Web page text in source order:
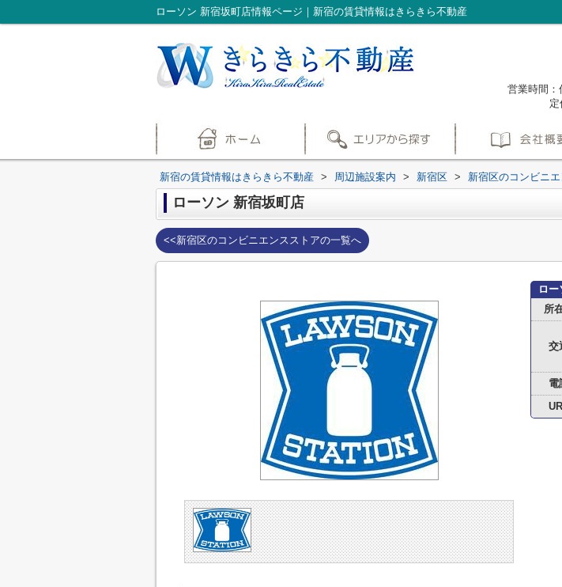
ローソン 新宿坂町店情報ページ｜新宿の賃貸情報はきらきら不動産
営業時間
新宿の賃貸情報はきらきら不動産 > 周辺施設案内 > 新宿区 > 新宿区のコンビニ
ローソン 新宿坂町店
<<新宿区のコンビニエンスストアの一覧へ
ロ
所
交
電